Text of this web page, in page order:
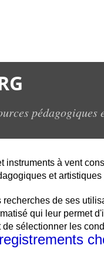
instruments à vent
et artistiques
de ses
qui leur permet
sélectionner les